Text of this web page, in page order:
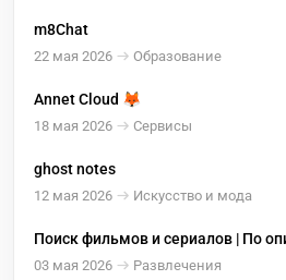
m8Chat
22 мая 2026 Образование
Annet Cloud 🦊
18 мая 2026 Сервисы
ghost notes
12 мая 2026 Искусство и мода
Поиск фильмов и сериалов | По
названию
03 мая 2026 Развлечения